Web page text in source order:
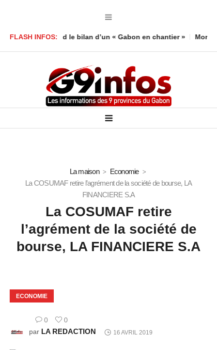
FLASH INFOS:
défend le bilan d’un « Gabon en chantier » Mort d’un
La maison
Economie
La COSUMAF retire l’agrément de la société de bourse, LA
FINANCIERE S.A
La COSUMAF retire
l’agrément de la société de
bourse, LA FINANCIERE S.A
ECONOMIE
0
0
par LA REDACTION 16 AVRIL 2019